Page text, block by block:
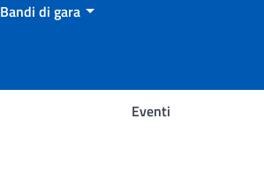
Bandi di gara
Eventi